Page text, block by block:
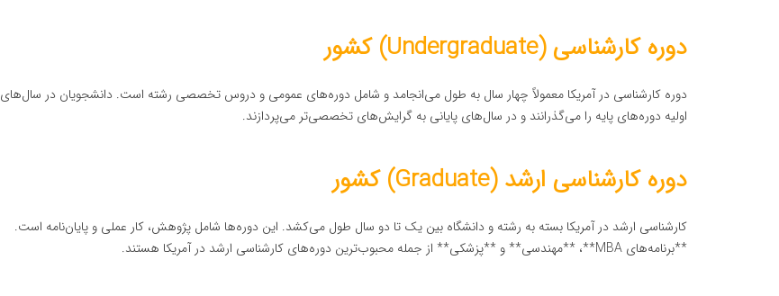
دوره کارشناسی (Undergraduate) کشور
دوره کارشناسی در آمریکا معمولاً چهار سال به طول می‌انجامد و شامل دوره‌های عمومی و دروس تخصصی رشته است. دانشجویان در سال‌های
اولیه دوره‌های پایه را می‌گذرانند و در سال‌های پایانی به گرایش‌های تخصصی‌تر می‌پردازند.
دوره کارشناسی ارشد (Graduate) کشور
کارشناسی ارشد در آمریکا بسته به رشته و دانشگاه بین یک تا دو سال طول می‌کشد. این دوره‌ها شامل پژوهش، کار عملی و پایان‌نامه است.
**برنامه‌های MBA**، **مهندسی** و **پزشکی** از جمله محبوب‌ترین دوره‌های کارشناسی ارشد در آمریکا هستند.